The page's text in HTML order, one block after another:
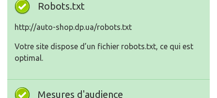
Robots.txt
http://auto-shop.dp.ua/robots.txt
Votre site dispose d’un fichier robots.txt, ce qui est
optimal.
Mesures d'audience